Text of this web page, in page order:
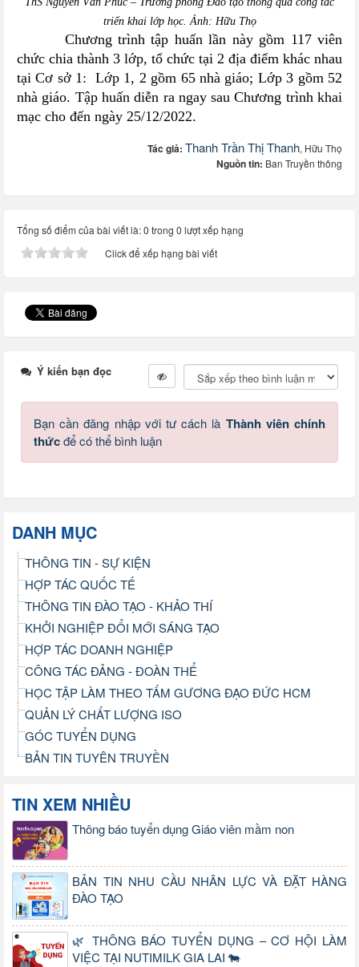
triển khai lớp học. Ảnh: Hữu Thọ
Chương trình tập huấn lần này gồm 117 viên
chức chia thành 3 lớp, tổ chức tại 2 địa điểm khác nhau
tại Cơ sở 1:
Lớp 1, 2 gồm 65 nhà giáo; Lớp 3 gồm 52
nhà giáo. Tập huấn diễn ra ngay sau Chương trình khai
mạc cho đến ngày 25/12/2022.
Tác giả: Thanh Trần Thị Thanh, Hữu Thọ
Nguồn tin: Ban Truyền thông
Tổng số điểm của bài viết là: 0 trong 0 lượt xếp hạng
Click để xếp hạng bài viết
Ý kiến bạn đọc
Bạn cần đăng nhập với tư cách là Thành viên chính
thứcđể có thể bình luận
DANH MỤC
THÔNG TIN - SỰ KIỆN
HỢP TÁC QUỐC TẾ
THÔNG TIN ĐÀO TẠO - KHẢO THÍ
KHỞI NGHIỆP ĐỔI MỚI SÁNG TẠO
HỢP TÁC DOANH NGHIỆP
CÔNG TÁC ĐẢNG - ĐOÀN THỂ
HỌC TẬP LÀM THEO TẤM GƯƠNG ĐẠO ĐỨC HCM
QUẢN LÝ CHẤT LƯỢNG ISO
GÓC TUYỂN DỤNG
BẢN TIN TUYÊN TRUYỀN
TIN XEM NHIỀU
Thông báo tuyển dụng Giáo viên mầm non
BẢN TIN NHU CẦU NHÂN LỰC VÀ ĐẶT HÀNG
ĐÀO TẠO
🌿 THÔNG BÁO TUYỂN DỤNG – CƠ HỘI LÀM
VIỆC TẠI NUTIMILK GIA LAI 🐄